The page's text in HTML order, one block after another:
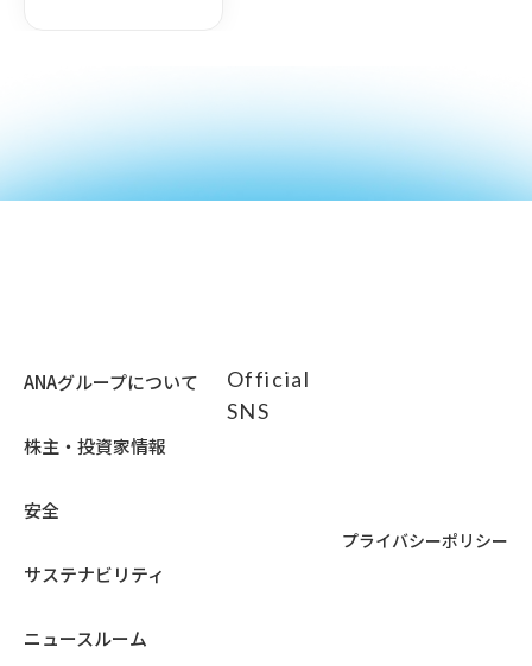
ANAグループについて
株主・投資家情報
安全
サステナビリティ
ニュースルーム
Official
SNS
プライバシーポリシー